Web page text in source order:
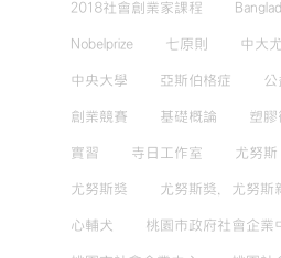
2018社會創業家課程
Nobelprize 七原則 中大
中央大學 亞斯伯格症 公
創業競賽 基礎概論 塑膠
實習 寺日工作室 尤努斯
尤努斯獎 尤努斯獎，尤努斯
心輔犬 桃園市政府社會企業